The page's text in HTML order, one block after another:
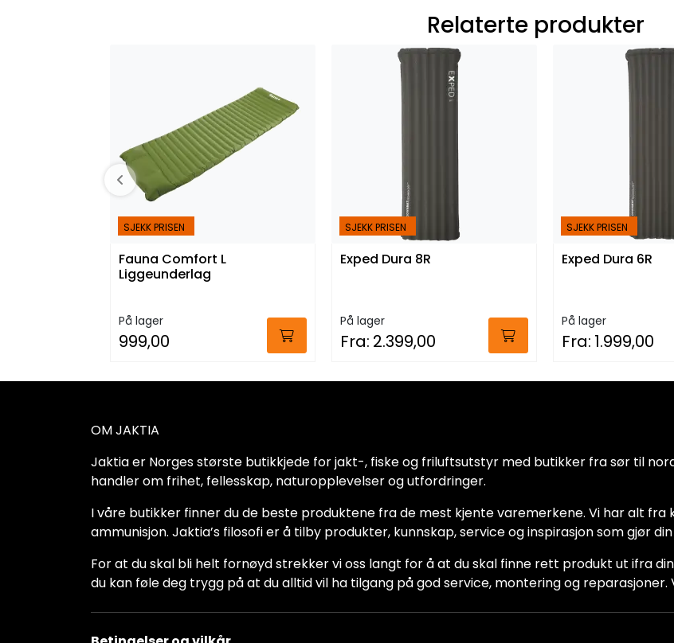
Relaterte produkter
SJEKK PRISEN
Fauna Comfort L
Liggeunderlag
På lager
999,00
SJEKK PRISEN
Exped Dura 8R
På lager
Fra: 2.399,00
SJEKK PRISEN
Exped Dura 6R
På lager
Fra: 1.999,00
OM JAKTIA
Jaktia er Norges største butikkjede for jakt-, fiske og friluftsutstyr med butikker fra sør til
handler om frihet, fellesskap, naturopplevelser og utfordringer.
I våre butikker finner du de beste produktene fra de mest kjente varemerkene. Vi har alt
ammunisjon. Jaktia’s filosofi er å tilby produkter, kunnskap, service og inspirasjon som gjør
For at du skal bli helt fornøyd strekker vi oss langt for å at du skal finne rett produkt ut ifra
du kan føle deg trygg på at du alltid vil ha tilgang på god service, montering og reparasjoner.